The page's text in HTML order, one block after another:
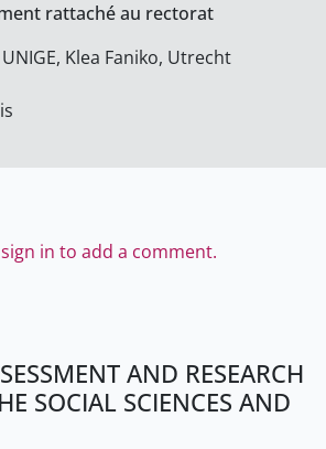
rattaché au rectorat
Klea Faniko, Utrecht
in to add a comment.
AND RESEARCH
SOCIAL SCIENCES AND